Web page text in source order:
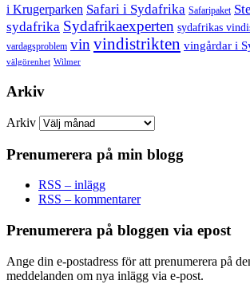
i Krugerparken Safari i Sydafrika Safaripaket
sydafrika Sydafrikaexperten sydafrikas
vardagsproblem vinvindistrikten vingårdar i
välgörenhet Wilmer
Arkiv
Arkiv
Prenumerera på min blogg
RSS – inlägg
RSS – kommentarer
Prenumerera på bloggen via epost
Ange din e-postadress för att prenumerera på
meddelanden om nya inlägg via e-post.